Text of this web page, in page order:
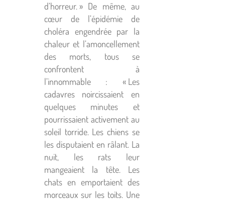
d’horreur. » De même, au
cœur de l’épidémie de
choléra engendrée par la
chaleur et l’amoncellement
des morts, tous se
confrontent à
l’innommable : « Les
cadavres noircissaient en
quelques minutes et
pourrissaient activement au
soleil torride. Les chiens se
les disputaient en râlant. La
nuit, les rats leur
mangeaient la tête. Les
chats en emportaient des
morceaux sur les toits. Une